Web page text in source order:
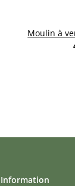
Moulin à
Information